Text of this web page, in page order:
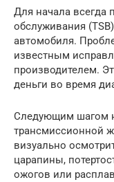
Для начала всегда
обслуживания
автомобиля.
известным
производителем.
деньги во время
Следующим шагом
трансмиссионной
визуально
царапины,
ожогов или